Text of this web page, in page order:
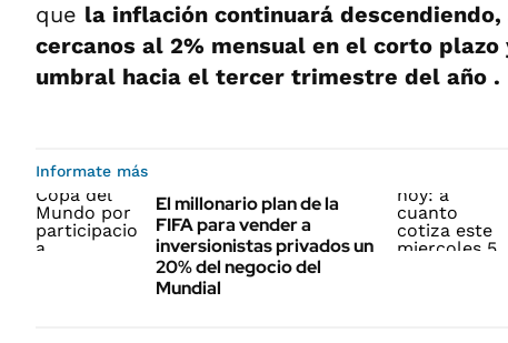
que la inflación continuará descendiendo,
cercanos al 2% mensual en el corto plazo
umbral hacia el tercer trimestre del año .
Informate más
El millonario plan de la
FIFA para vender a
inversionistas privados un
20% del negocio del
Mundial